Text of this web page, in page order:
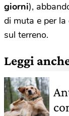
giorni),
di muta e per la
sul terreno.
Leggi